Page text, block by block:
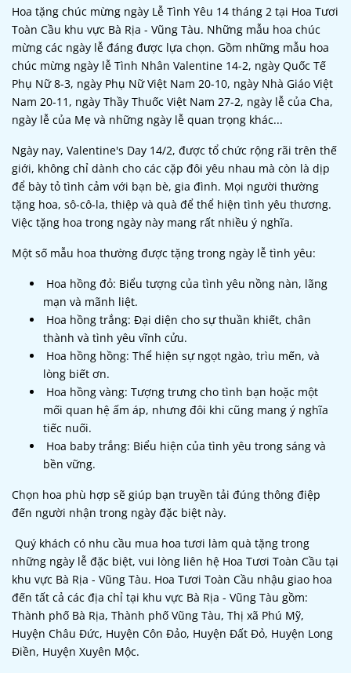
Hoa tặng chúc mừng ngày Lễ Tình Yêu 14 tháng 2 tại Hoa Tươi
Toàn Cầu khu vực Bà Rịa - Vũng Tàu. Những mẫu hoa chúc
mừng các ngày lễ đáng được lựa chọn. Gồm những mẫu hoa
chúc mừng ngày lễ Tình Nhân Valentine 14-2, ngày Quốc Tế
Phụ Nữ 8-3, ngày Phụ Nữ Việt Nam 20-10, ngày Nhà Giáo Việt
Nam 20-11, ngày Thầy Thuốc Việt Nam 27-2, ngày lễ của Cha,
ngày lễ của Mẹ và những ngày lễ quan trọng khác...
Ngày nay, Valentine's Day 14/2, được tổ chức rộng rãi trên thế
giới, không chỉ dành cho các cặp đôi yêu nhau mà còn là dịp
để bày tỏ tình cảm với bạn bè, gia đình. Mọi người thường
tặng hoa, sô-cô-la, thiệp và quà để thể hiện tình yêu thương.
Việc tặng hoa trong ngày này mang rất nhiều ý nghĩa.
Một số mẫu hoa thường được tặng trong ngày lễ tình yêu:
Hoa hồng đỏ: Biểu tượng của tình yêu nồng nàn, lãng
mạn và mãnh liệt.
Hoa hồng trắng: Đại diện cho sự thuần khiết, chân
thành và tình yêu vĩnh cửu.
Hoa hồng hồng: Thể hiện sự ngọt ngào, trìu mến, và
lòng biết ơn.
Hoa hồng vàng: Tượng trưng cho tình bạn hoặc một
mối quan hệ ấm áp, nhưng đôi khi cũng mang ý nghĩa
tiếc nuối.
Hoa baby trắng: Biểu hiện của tình yêu trong sáng và
bền vững.
Chọn hoa phù hợp sẽ giúp bạn truyền tải đúng thông điệp
đến người nhận trong ngày đặc biệt này.
Quý khách có nhu cầu mua hoa tươi làm quà tặng trong
những ngày lễ đặc biệt, vui lòng liên hệ Hoa Tươi Toàn Cầu tại
khu vực Bà Rịa - Vũng Tàu. Hoa Tươi Toàn Cầu nhậu giao hoa
đến tất cả các địa chỉ tại khu vực Bà Rịa - Vũng Tàu gồm:
Thành phố Bà Rịa, Thành phố Vũng Tàu, Thị xã Phú Mỹ,
Huyện Châu Đức, Huyện Côn Đảo, Huyện Đất Đỏ, Huyện Long
Điền, Huyện Xuyên Mộc.